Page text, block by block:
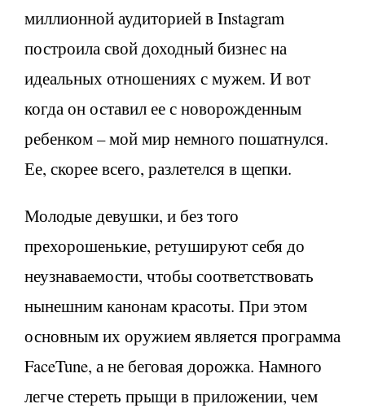
миллионной аудиторией в Instagram
построила свой доходный бизнес на
идеальных отношениях с мужем. И вот
когда он оставил ее с новорожденным
ребенком – мой мир немного пошатнулся.
Ее, скорее всего, разлетелся в щепки.
Молодые девушки, и без того
прехорошенькие, ретушируют себя до
неузнаваемости, чтобы соответствовать
нынешним канонам красоты. При этом
основным их оружием является программа
FaceTune, а не беговая дорожка. Намного
легче стереть прыщи в приложении, чем